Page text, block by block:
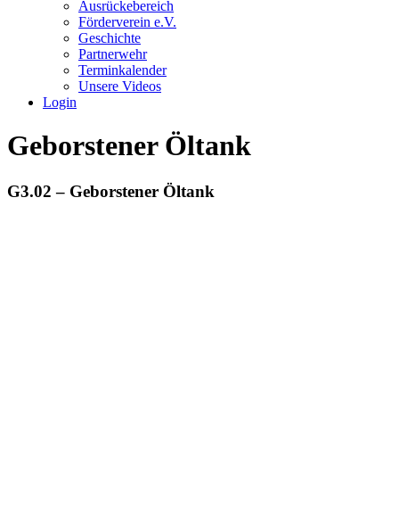
Ausrückebereich
Förderverein e.V.
Geschichte
Partnerwehr
Terminkalender
Unsere Videos
Login
Geborstener Öltank
G3.02 – Geborstener Öltank